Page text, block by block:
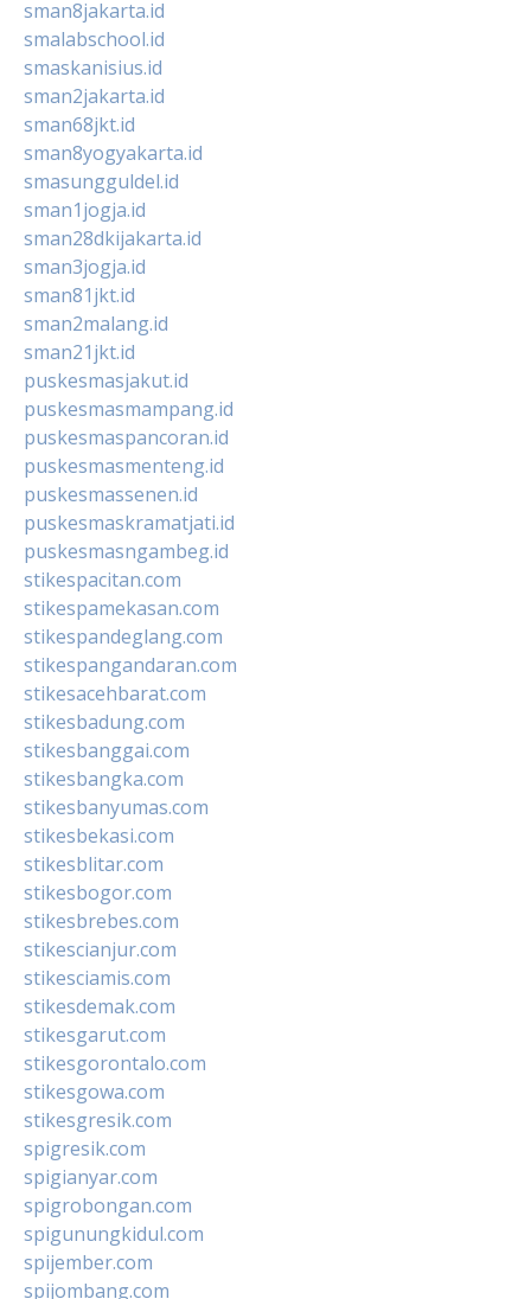
sman8jakarta.id
smalabschool.id
smaskanisius.id
sman2jakarta.id
sman68jkt.id
sman8yogyakarta.id
smasungguldel.id
sman1jogja.id
sman28dkijakarta.id
sman3jogja.id
sman81jkt.id
sman2malang.id
sman21jkt.id
puskesmasjakut.id
puskesmasmampang.id
puskesmaspancoran.id
puskesmasmenteng.id
puskesmassenen.id
puskesmaskramatjati.id
puskesmasngambeg.id
stikespacitan.com
stikespamekasan.com
stikespandeglang.com
stikespangandaran.com
stikesacehbarat.com
stikesbadung.com
stikesbanggai.com
stikesbangka.com
stikesbanyumas.com
stikesbekasi.com
stikesblitar.com
stikesbogor.com
stikesbrebes.com
stikescianjur.com
stikesciamis.com
stikesdemak.com
stikesgarut.com
stikesgorontalo.com
stikesgowa.com
stikesgresik.com
spigresik.com
spigianyar.com
spigrobongan.com
spigunungkidul.com
spijember.com
spijombang.com